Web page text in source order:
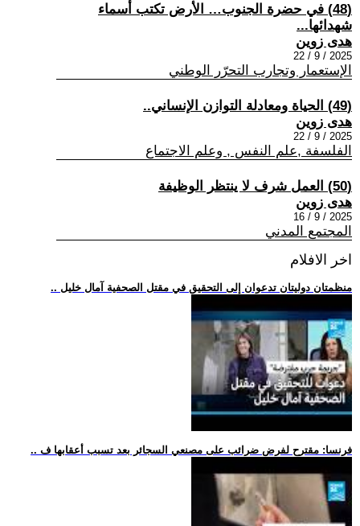
(48) في حضرة الجنوب… الأرض تكتب أسماء
شهدائها...
هدى زوين
2025 / 9 / 22
الإستعمار وتجارب التحرّر الوطني
(49) الحياة ومعادلة التوازن الإنساني..
هدى زوين
2025 / 9 / 22
الفلسفة ,علم النفس , وعلم الاجتماع
(50) العمل شرف لا ينتظر الوظيفة
هدى زوين
2025 / 9 / 16
المجتمع المدني
اخر الافلام
.. منظمتان دوليتان تدعوان إلى التحقيق في مقتل الصحفية آمال خليل
.. فرنسا: مقترح لفرض ضرائب على مصنعي السجائر بعد تسبب أعقابها ف